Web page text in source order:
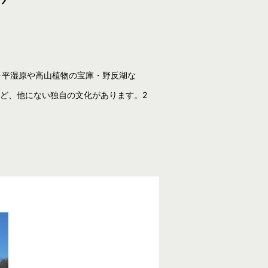
湿原や高山植物の宝庫・野反湖な
、他にない独自の文化があります。2